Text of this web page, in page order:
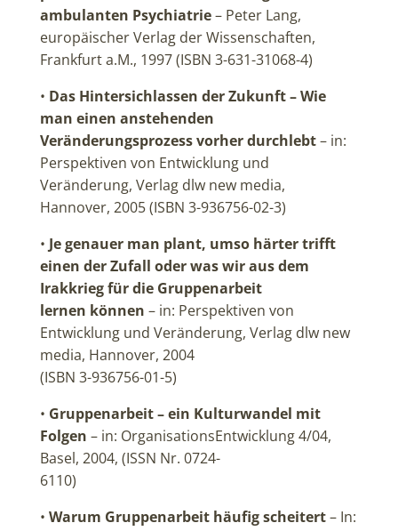
ambulanten Psychiatrie– Peter Lang,
europäischer Verlag der Wissenschaften,
Frankfurt a.M., 1997 (ISBN 3-631-31068-4)
• Das Hintersichlassen der Zukunft – Wie
man einen anstehenden
Veränderungsprozess vorher durchlebt– in:
Perspektiven von Entwicklung und
Veränderung, Verlag dlw new media,
Hannover, 2005 (ISBN 3-936756-02-3)
• Je genauer man plant, umso härter trifft
einen der Zufall oder was wir aus dem
Irakkrieg für die Gruppenarbeit
lernen können – in: Perspektiven von
Entwicklung und Veränderung, Verlag dlw new
media, Hannover, 2004
(ISBN 3-936756-01-5)
• Gruppenarbeit – ein Kulturwandel mit
Folgen – in: OrganisationsEntwicklung 4/04,
Basel, 2004, (ISSN Nr. 0724-
6110)
• Warum Gruppenarbeit häufig scheitert– In: